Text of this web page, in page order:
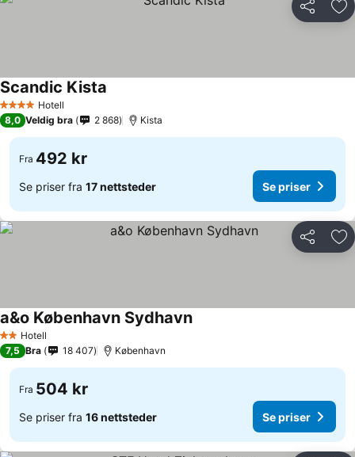
Del
4 StjernerHotell
Scandic Kista
8,0 Veldig bra 2 868 Kista
Fra 492 kr
Se priser fra 17 nettsteder Se priser
Del
2 Stjerner
Hotell
a&o København Sydhavn
7,5 Bra 18 407 København
Fra 504 kr
Se priser fra 16 nettsteder Se priser